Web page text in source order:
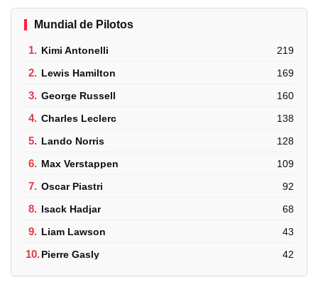
Mundial de Pilotos
1. Kimi Antonelli 219
2. Lewis Hamilton 169
3. George Russell 160
4. Charles Leclerc 138
5. Lando Norris 128
6. Max Verstappen 109
7. Oscar Piastri 92
8. Isack Hadjar 68
9. Liam Lawson 43
10.Pierre Gasly 42